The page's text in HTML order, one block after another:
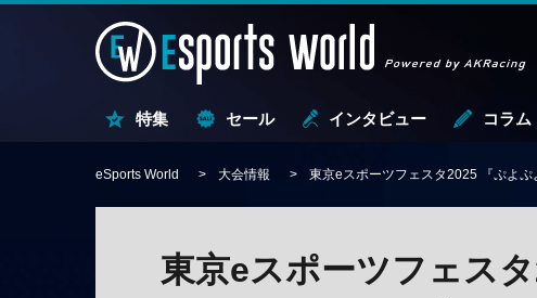
特集 セール インタビュー コラム
eSports World 大会情報 東京eスポーツフェスタ2025 『ぷよ
東京eスポーツフェス